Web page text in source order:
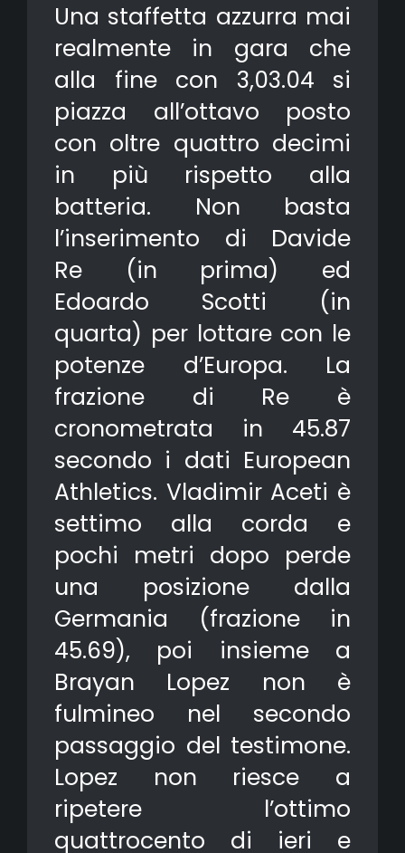
Una staffetta azzurra mai
realmente in gara che
alla fine con 3,03.04 si
piazza all’ottavo posto
con oltre quattro decimi
in più rispetto alla
batteria. Non basta
l’inserimento di Davide
Re (in prima) ed
Edoardo Scotti (in
quarta) per lottare con le
potenze d’Europa. La
frazione di Re è
cronometrata in 45.87
secondo i dati European
Athletics. Vladimir Aceti è
settimo alla corda e
pochi metri dopo perde
una posizione dalla
Germania (frazione in
45.69), poi insieme a
Brayan Lopez non è
fulmineo nel secondo
passaggio del testimone.
Lopez non riesce a
ripetere l’ottimo
quattrocento di ieri e